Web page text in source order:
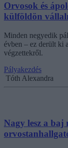
Orvosok és
külföldön
Minden negyedik
évben – ez derült ki
végzettekről.
Pályakezdés
Tóth Alexandra
Nagy lesz a baj